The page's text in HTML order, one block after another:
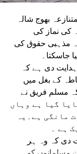
بھوج شالہ
کی نماز کی
مذہبی حقوق کی
جاسکتا۔
دی ہے کہ
کے بغل میں
مسلم فریق نے
بتایا گیا ہے وہاں
مانگی ہے۔یہ
ہے ۔
دی کہ وہ ہر